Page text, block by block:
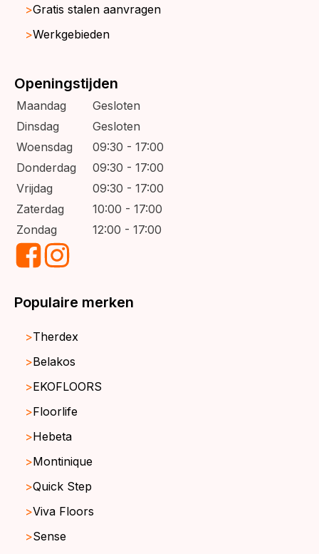
Gratis stalen aanvragen
Werkgebieden
Openingstijden
Maandag
Gesloten
Dinsdag
Gesloten
Woensdag
09:30 - 17:00
Donderdag
09:30 - 17:00
Vrijdag
09:30 - 17:00
Zaterdag
10:00 - 17:00
Zondag
12:00 - 17:00
Populaire merken
Therdex
Belakos
EKOFLOORS
Floorlife
Hebeta
Montinique
Quick Step
Viva Floors
Sense